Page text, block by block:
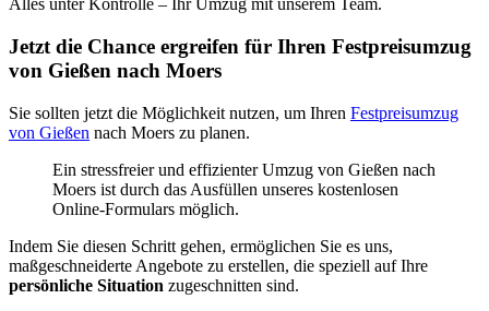
Alles unter Kontrolle – Ihr Umzug mit unserem Team.
Jetzt die Chance ergreifen für Ihren Festpreisumzug
von Gießen nach Moers
Sie sollten jetzt die Möglichkeit nutzen, um Ihren Festpreisumzug
von Gießen nach Moers zu planen.
Ein stressfreier und effizienter Umzug von Gießen nach
Moers ist durch das Ausfüllen unseres kostenlosen
Online-Formulars möglich.
Indem Sie diesen Schritt gehen, ermöglichen Sie es uns,
maßgeschneiderte Angebote zu erstellen, die speziell auf Ihre
persönliche Situation zugeschnitten sind.